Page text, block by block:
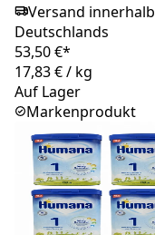
Versand innerhalb
Deutschlands
53,50 €*
17,83 €/ kg
Auf Lager
Markenprodukt